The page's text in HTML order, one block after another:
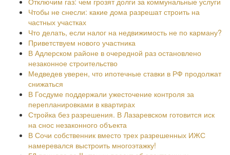
Чтобы не снесли: какие дома разрешат строить на
частных участках
Что делать, если налог на недвижимость не по карману?
Приветствуем нового участника
В Адлерском районе в очередной раз остановлено
незаконное строительство
Медведев уверен, что ипотечные ставки в РФ продолжат
снижаться
В Госдуме поддержали ужесточение контроля за
перепланировками в квартирах
Стройка без разрешения. В Лазаревском готовится иск
на снос незаконного объекта
В Сочи собственник вместо трех разрешенных ИЖС
намеревался выстроить многоэтажку!